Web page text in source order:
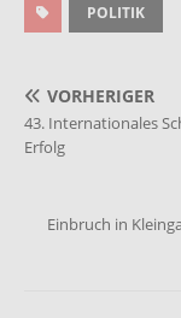
POLITIK
VORHERIGER
43. Internationales
Erfolg
Einbruch in